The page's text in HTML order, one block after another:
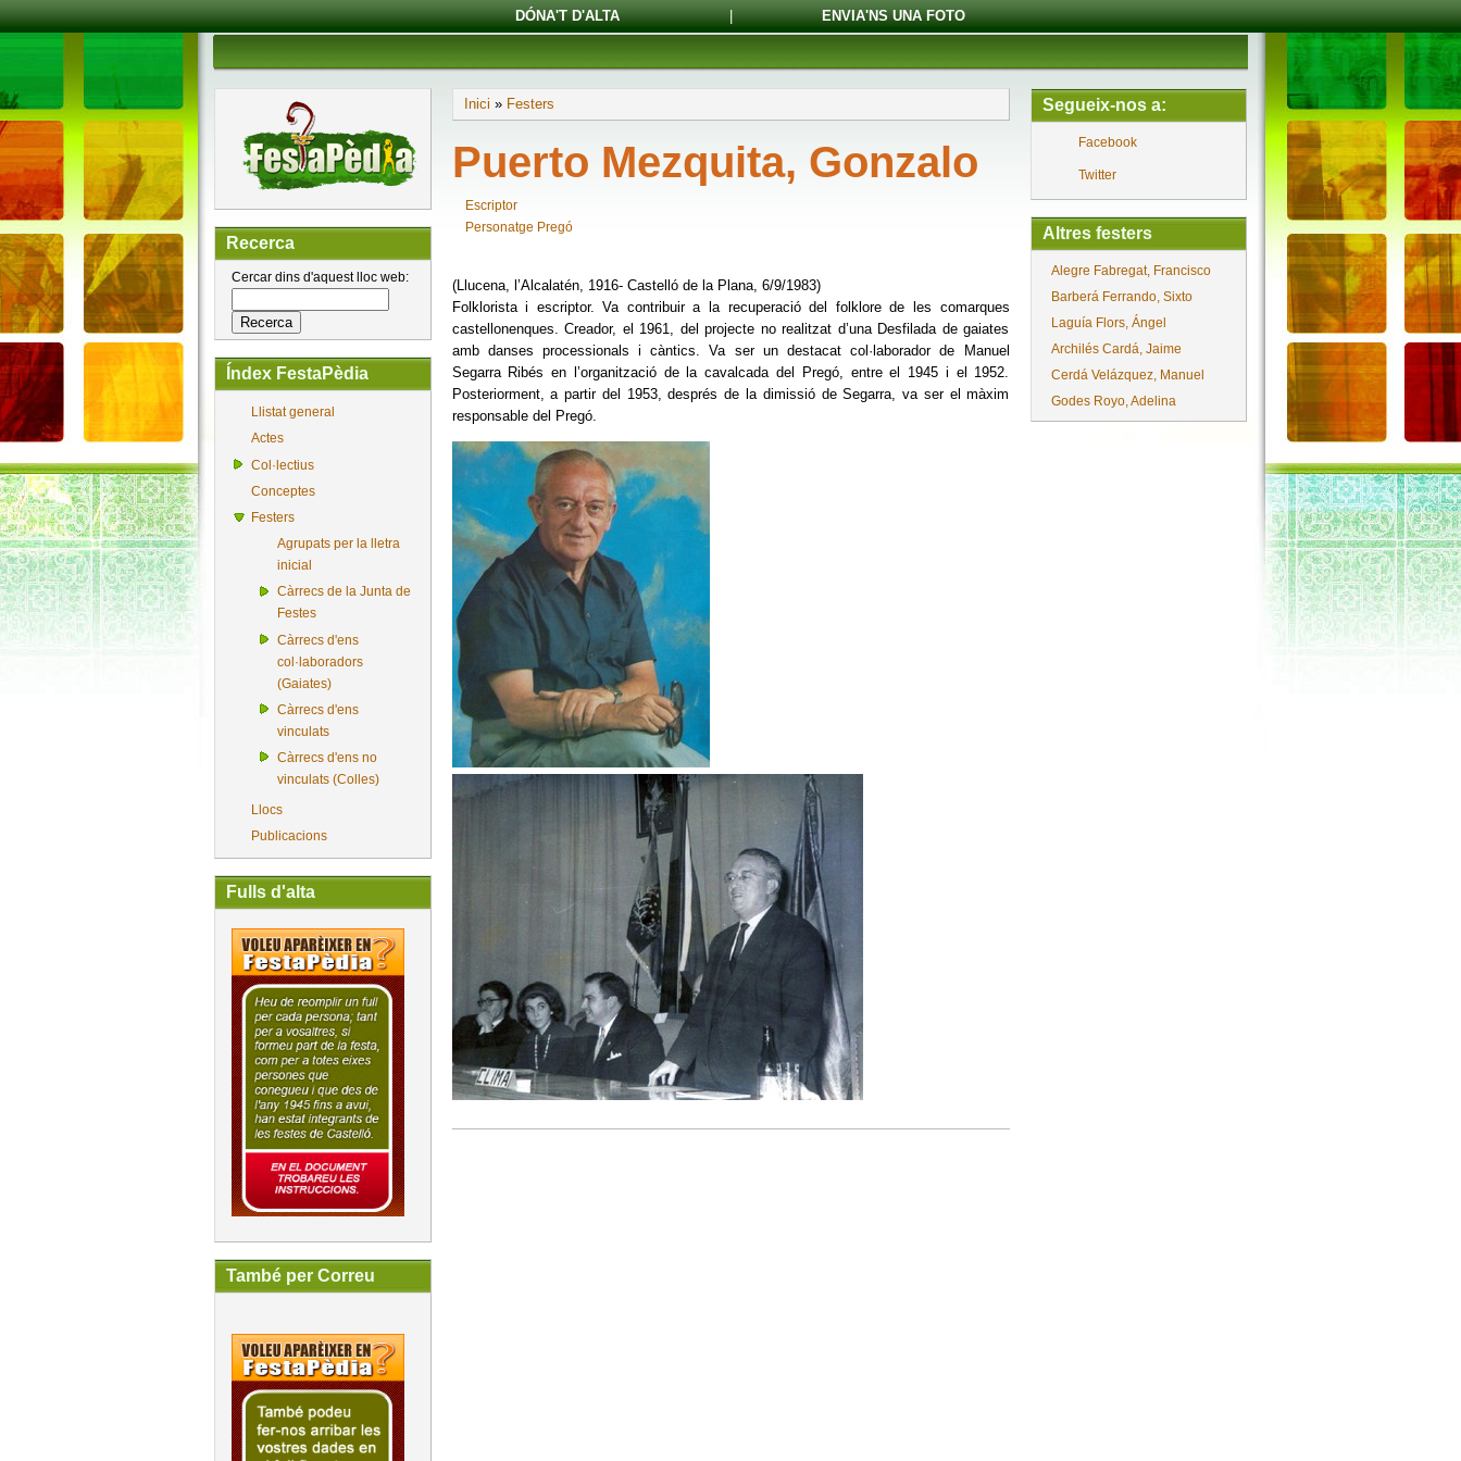
DÓNA'T D'ALTA | ENVIA'NS UNA FOTO
Recerca
Cercar dins d'aquest lloc web:
Índex FestaPèdia
Llistat general
Actes
Col·lectius
Conceptes
Festers
Agrupats per la lletra
inicial
Càrrecs de la Junta de
Festes
Càrrecs d'ens
col·laboradors
(Gaiates)
Càrrecs d'ens
vinculats
Càrrecs d'ens no
vinculats (Colles)
Llocs
Publicacions
Fulls d'alta
També per Correu
Inici » Festers
Puerto Mezquita, Gonzalo
Escriptor
Personatge Pregó
(Llucena, l’Alcalatén, 1916- Castelló de la Plana, 6/9/1983)
Folklorista i escriptor. Va contribuir a la recuperació del folklore de les comarques
castellonenques. Creador, el 1961, del projecte no realitzat d’una Desfilada de gaiates
amb danses processionals i càntics. Va ser un destacat col·laborador de Manuel
Segarra Ribés en l’organització de la cavalcada del Pregó, entre el 1945 i el 1952.
Posteriorment, a partir del 1953, després de la dimissió de Segarra, va ser el màxim
responsable del Pregó.
Segueix-nos a:
Facebook
Twitter
Altres festers
Alegre Fabregat, Francisco
Barberá Ferrando, Sixto
Laguía Flors, Ángel
Archilés Cardá, Jaime
Cerdá Velázquez, Manuel
Godes Royo, Adelina